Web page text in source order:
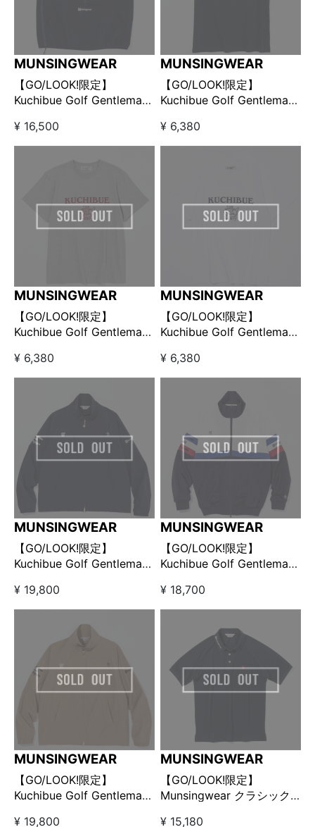
MUNSINGWEAR
【GO/LOOK!限定】
Kuchibue Golf Gentleman
バーベスト ネイビー
¥ 16,500
MUNSINGWEAR
【GO/LOOK!限定】
Kuchibue Golf Gentleman
シャツ ネイビー
¥ 6,380
MUNSINGWEAR
【GO/LOOK!限定】
Kuchibue Golf Gentleman
シャツ グレー
¥ 6,380
MUNSINGWEAR
【GO/LOOK!限定】
Kuchibue Golf Gentleman
シャツ ホワイト
¥ 6,380
MUNSINGWEAR
【GO/LOOK!限定】
Kuchibue Golf Gentleman
トップブルゾン ネイビー
¥ 19,800
MUNSINGWEAR
【GO/LOOK!限定】
Kuchibue Golf Gentleman
ジャケット ネイビー
¥ 18,700
MUNSINGWEAR
【GO/LOOK!限定】
Kuchibue Golf Gentleman
¥ 19,800
MUNSINGWEAR
【GO/LOOK!限定】
Munsingwear クラシック
¥ 15,180